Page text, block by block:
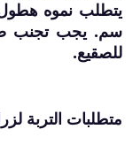
سم. يجب تجنب
للصقيع.
متطلبات التربة